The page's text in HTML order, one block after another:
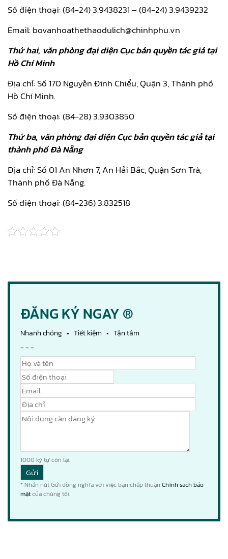
Số điện thoại: (84-24) 3.9438231 – (84-24) 3.9439232
Email: bovanhoathethaodulich@chinhphu.vn
Thứ hai, văn phòng đại diện Cục bản quyền tác giả tại
Hồ Chí Minh
Địa chỉ: Số 170 Nguyễn Đình Chiểu, Quận 3, Thành phố
Hồ Chí Minh.
Số điện thoại: (84-28) 3.9303850
Thứ ba, văn phòng đại diện Cục bản quyền tác giả tại
thành phố Đà Nẵng
Địa chỉ: Số 01 An Nhơn 7, An Hải Bắc, Quận Sơn Trà,
Thành phố Đà Nẵng.
Số điện thoại: (84-236) 3.832518
ĐĂNG KÝ NGAY ®
Nhanh chóng • Tiết kiệm • Tận tâm
- - -
1000 ký tự còn lại.
* Nhấn nút Gửi đồng nghĩa với việc bạn chấp thuận Chính sách bảo
mậtcủa chúng tôi.